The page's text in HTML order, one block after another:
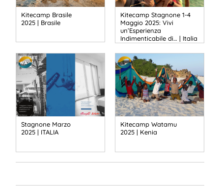
Kitecamp Brasile
2025 | Brasile
Kitecamp Stagnone 1-4
Maggio 2025: Vivi
un’Esperienza
Indimenticabile di… | Italia
Stagnone Marzo
2025 | ITALIA
Kitecamp Watamu
2025 | Kenia